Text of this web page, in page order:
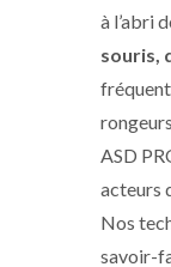
à l’abri
souris,
ASD
acteurs
Nos
savoir-